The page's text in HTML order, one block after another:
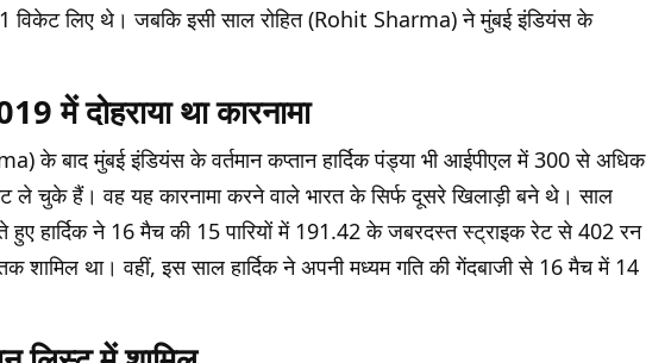
विकेट लिए थे। जबकि इसी साल रोहित (Rohit Sharma) ने मुंबई इंडियंस के
में दोहराया था कारनामा
के बाद मुंबई इंडियंस के वर्तमान कप्तान हार्दिक पंड्या भी आईपीएल में 300 से अधिक
चुके हैं। वह यह कारनामा करने वाले भारत के सिर्फ दूसरे खिलाड़ी बने थे। साल
हार्दिक ने 16 मैच की 15 पारियों में 191.42 के जबरदस्त स्ट्राइक रेट से 402 रन
शामिल था। वहीं, इस साल हार्दिक ने अपनी मध्यम गति की गेंदबाजी से 16 मैच में 14